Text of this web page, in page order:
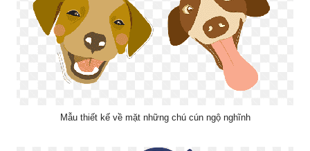
Mẫu thiết kế về mặt những chú cún ngộ nghĩnh